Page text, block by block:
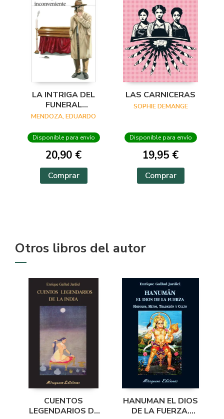
LA INTRIGA DEL
FUNERAL
INCONVENIENTE
MENDOZA, EDUARDO
Disponible para envío
20,90 €
Comprar
LAS CARNICERAS
SOPHIE DEMANGE
Disponible para envío
19,95 €
Comprar
Otros libros del autor
CUENTOS
LEGENDARIOS DE
HANUMAN EL DIOS
DE LA FUERZA.